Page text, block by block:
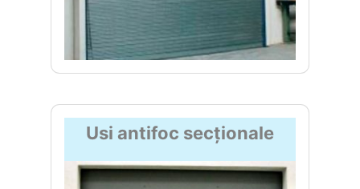
Usi antifoc secționale